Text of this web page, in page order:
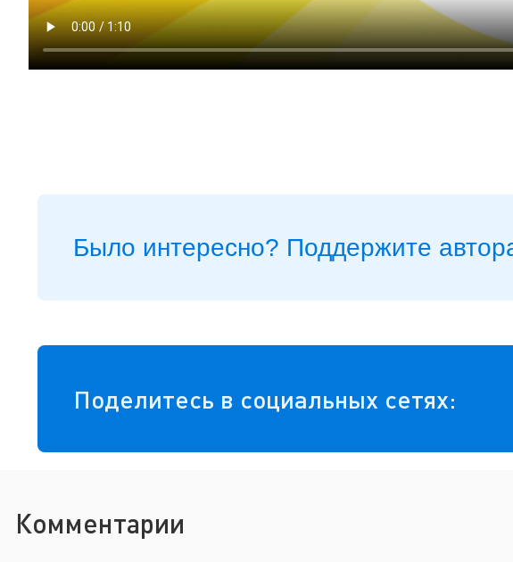
Было интересно? Поддержите
Поделитесь в социальных сетях:
Комментарии